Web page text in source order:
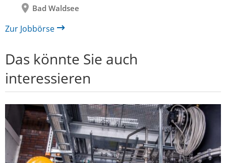
Bad Waldsee
Zur Jobbörse
Das könnte Sie auch
interessieren